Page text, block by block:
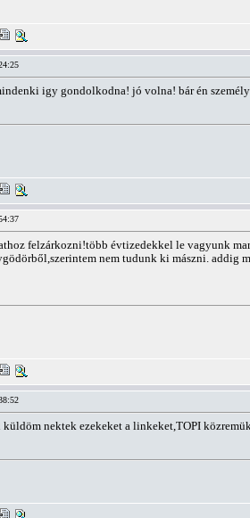
igy gondolkodna! jó volna! bár én
felzárkozni!több évtizedekkel le vagyunk
nem tudunk ki mászni. addig
küldöm nektek ezekeket a linkeket,TOPI